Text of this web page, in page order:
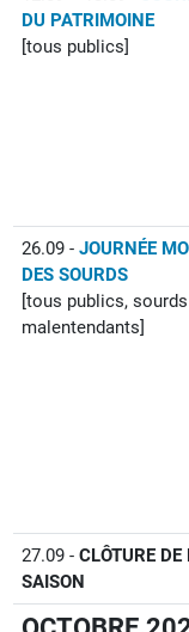
DU PATRIMOINE
[tous publics]
26.09 -JOURNÉE
DES SOURDS
[tous publics,
malentendants]
27.09 -CLÔTURE DE
SAISON